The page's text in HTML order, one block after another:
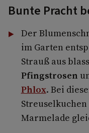
Bunte Pracht
Der
im Garten
Strauß aus
Pfingstrosen
Phlox. Bei
Marmelade